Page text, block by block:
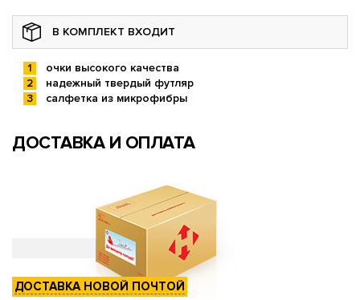
В КОМПЛЕКТ ВХОДИТ
очки высокого качества
надежный твердый футляр
салфетка из микрофибры
ДОСТАВКА И ОПЛАТА
ДОСТАВКА НОВОЙ ПОЧТОЙ